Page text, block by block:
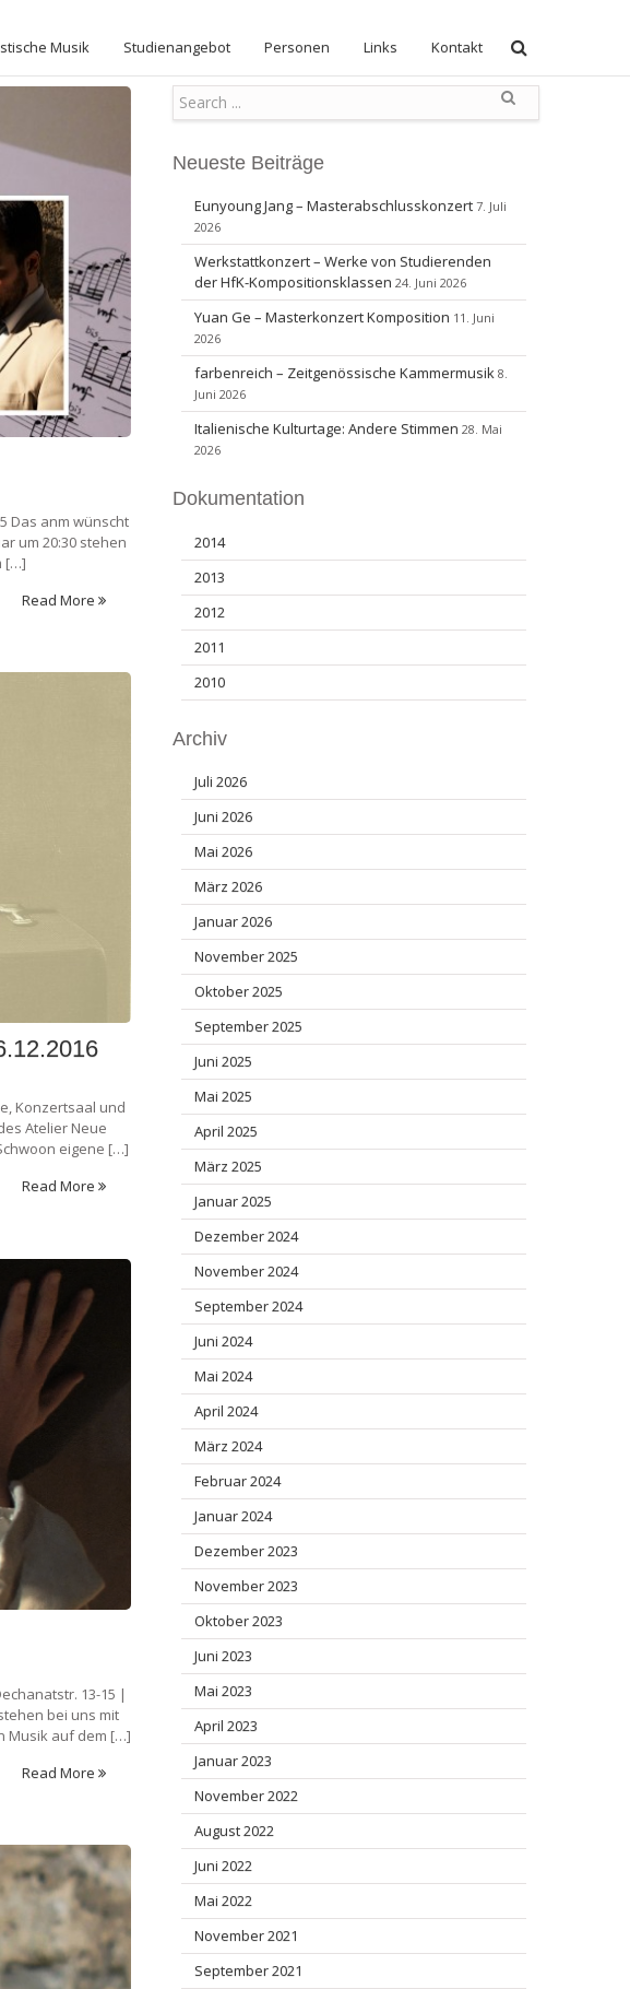
Musik Studienangebot Personen Links Kontakt
Das anm wünscht
um 20:30 stehen
[…]
Read More
Konzertsaal und
Atelier Neue
eigene […]
Read More
13-15 |
bei uns mit
Musik auf dem […]
Read More
Neueste Beiträge
Eunyoung Jang – Masterabschlusskonzert 7. Juli
2026
Werkstattkonzert – Werke von Studierenden
der HfK-Kompositionsklassen 24. Juni 2026
Yuan Ge – Masterkonzert Komposition 11. Juni
2026
farbenreich – Zeitgenössische Kammermusik 8.
Juni 2026
Italienische Kulturtage: Andere Stimmen 28. Mai
2026
Dokumentation
2014
2013
2012
2011
2010
Archiv
Juli 2026
Juni 2026
Mai 2026
März 2026
Januar 2026
November 2025
Oktober 2025
September 2025
Juni 2025
Mai 2025
April 2025
März 2025
Januar 2025
Dezember 2024
November 2024
September 2024
Juni 2024
Mai 2024
April 2024
März 2024
Februar 2024
Januar 2024
Dezember 2023
November 2023
Oktober 2023
Juni 2023
Mai 2023
April 2023
Januar 2023
November 2022
August 2022
Juni 2022
Mai 2022
November 2021
September 2021